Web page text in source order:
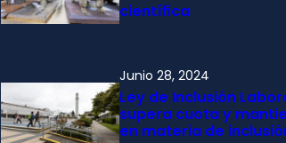
científica
Junio 28, 2024
Ley de Inclusión
supera cuota y
en materia de